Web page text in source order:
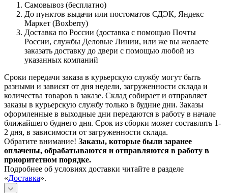
Самовывоз (бесплатно)
До пунктов выдачи или постоматов СДЭК, Яндекс
Маркет (Boxberry)
Доставка по России (доставка с помощью Почты
России, службы Деловые Линии, или же вы желаете
заказать доставку до двери с помощью любой из
указанных компаний
Сроки передачи заказа в курьерскую службу могут быть
разными и зависят от дня недели, загруженности склада и
количества товаров в заказе. Склад собирает и отправляет
заказы в курьерскую службу только в будние дни. Заказы
оформленные в выходные дни передаются в работу в начале
ближайшего буднего дня. Срок из сборки может составлять 1-
2 дня, в зависимости от загруженности склада.
Обратите внимание! Заказы, которые были заранее
оплачены, обрабатываются и отправляются в работу в
приоритетном порядке.
Подробнее об условиях доставки читайте в разделе
«Доставка».